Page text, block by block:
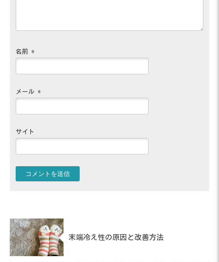
名前*
メール*
サイト
末端冷え性の原因と改善方法